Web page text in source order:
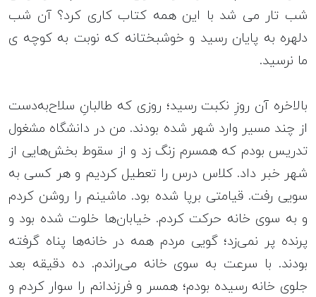
شب تار می شد با این همه کتاب کاری کرد؟ آن شب
دلهره به پایان رسید و خوشبختانه که نوبت به کوچه ی
ما نرسید.
بالاخره آن روزِ نکبت رسید؛ روزی که طالبانِ سلاح‌به‌دست
از چند مسیر وارد شهر شده بودند. من در دانشگاه مشغول
تدریس بودم که همسرم زنگ زد و از سقوط بخش‌هایی از
شهر خبر داد. کلاس درس را تعطیل کردیم و هر کسی به
سویی رفت. قیامتی برپا شده بود. ماشینم را روشن کردم
و به سوی خانه حرکت کردم. خیابان‌ها خلوت شده بود و
پرنده پر نمی‌زد؛ گویی مردم همه در خانه‌ها پناه گرفته
بودند. با سرعت به سوی خانه می‌راندم. ده دقیقه بعد
جلوی خانه رسیده بودم؛ همسر و فرزندانم را سوار کردم و